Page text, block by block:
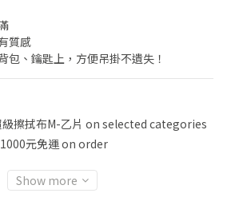
質感
包、鑰匙上，方便吊掛不遺失！
級擦拭布M-乙片 on selected categories
1000元免運 on order
Show more